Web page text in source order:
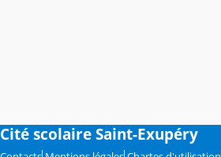
Cité scolaire Saint-Exupéry